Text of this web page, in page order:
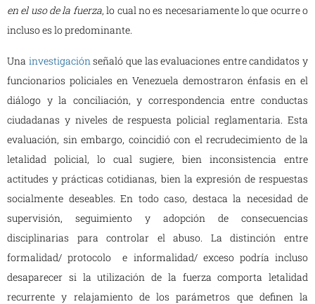
en el uso de la fuerza, lo cual no es necesariamente lo que ocurre o
incluso es lo predominante.
Una investigaciónseñaló que las evaluaciones entre candidatos y
funcionarios policiales en Venezuela demostraron énfasis en el
diálogo y la conciliación, y correspondencia entre conductas
ciudadanas y niveles de respuesta policial reglamentaria. Esta
evaluación, sin embargo, coincidió con el recrudecimiento de la
letalidad policial, lo cual sugiere, bien inconsistencia entre
actitudes y prácticas cotidianas, bien la expresión de respuestas
socialmente deseables. En todo caso, destaca la necesidad de
supervisión, seguimiento y adopción de consecuencias
disciplinarias para controlar el abuso. La distinción entre
formalidad/ protocolo e informalidad/ exceso podría incluso
desaparecer si la utilización de la fuerza comporta letalidad
recurrente y relajamiento de los parámetros que definen la